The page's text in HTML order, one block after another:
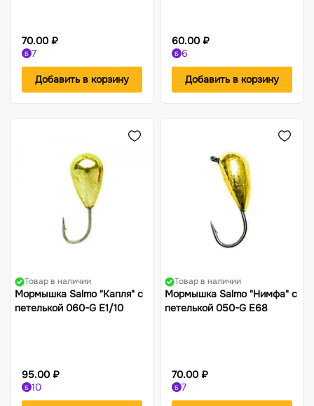
70.00 ₽
Б 7
Добавить в корзину
60.00 ₽
Б 6
Добавить в корзину
Товар в наличии
Мормышка Salmo "Капля" с
петелькой 060-G Е1/10
95.00 ₽
Б 10
Товар в наличии
Мормышка Salmo "Нимфа" с
петелькой 050-G Е68
70.00 ₽
Б 7